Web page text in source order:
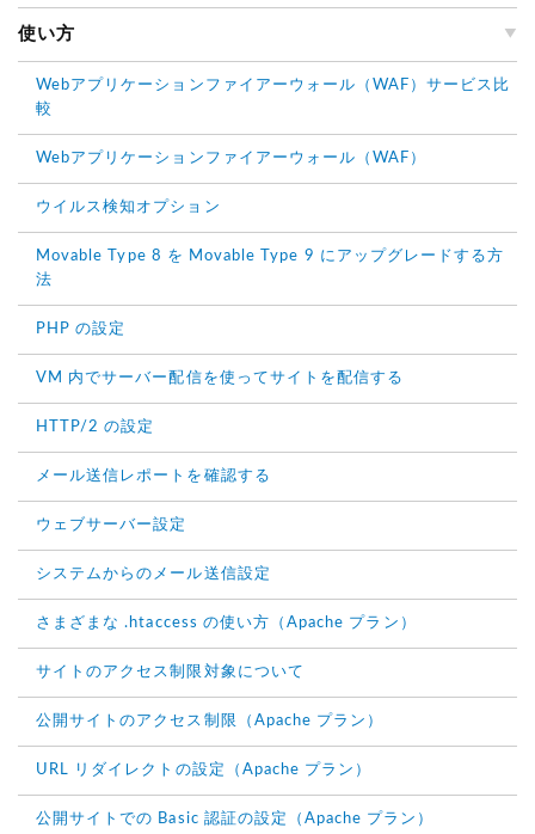
使い方
Webアプリケーションファイアーウォール（WAF）サービス比
較
Webアプリケーションファイアーウォール（WAF）
ウイルス検知オプション
Movable Type 8 を Movable Type 9 にアップグレードする方
法
PHP の設定
VM 内でサーバー配信を使ってサイトを配信する
HTTP/2 の設定
メール送信レポートを確認する
ウェブサーバー設定
システムからのメール送信設定
さまざまな .htaccess の使い方（Apache プラン）
サイトのアクセス制限対象について
公開サイトのアクセス制限（Apache プラン）
URL リダイレクトの設定（Apache プラン）
公開サイトでの Basic 認証の設定（Apache プラン）